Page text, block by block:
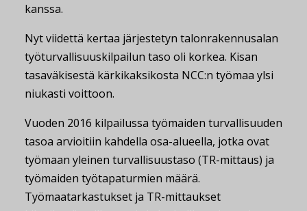
kanssa.
Nyt viidettä kertaa järjestetyn talonrakennusalan
työturvallisuuskilpailun taso oli korkea. Kisan
tasaväkisestä kärkikaksikosta NCC:n työmaa ylsi
niukasti voittoon.
Vuoden 2016 kilpailussa työmaiden turvallisuuden
tasoa arvioitiin kahdella osa-alueella, jotka ovat
työmaan yleinen turvallisuustaso (TR-mittaus) ja
työmaiden työtapaturmien määrä.
Työmaatarkastukset ja TR-mittaukset